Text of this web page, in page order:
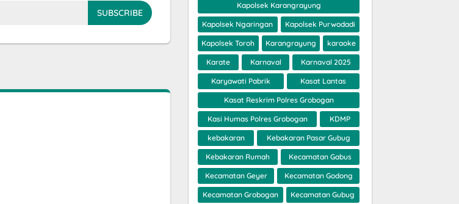
Kapolsek Karangrayung
Kapolsek Ngaringan Kapolsek Purwodadi
Kapolsek Toroh Karangrayung karaoke
Karate Karnaval Karnaval 2025
Karyawati Pabrik Kasat Lantas
Kasat Reskrim Polres Grobogan
Kasi Humas Polres Grobogan KDMP
kebakaran Kebakaran Pasar Gubug
Kebakaran Rumah Kecamatan Gabus
Kecamatan Geyer Kecamatan Godong
Kecamatan Grobogan Kecamatan Gubug